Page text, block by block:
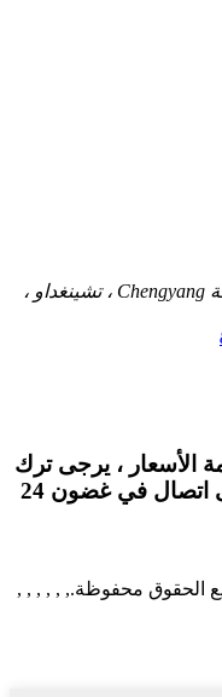
رقم 17 ، طريق Kangyuan ، منطقة Chengyang ، تشينغداو ،
الأسعار ، يرجى ترك
بريدك الإلكتروني لنا وسنكون على اتصال في غضون 24
والنشر - 2010-2022: جميع الحقوق محفوظة., , , , , ,